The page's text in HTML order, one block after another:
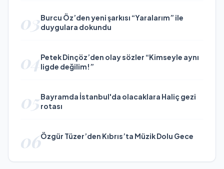
03Burcu Öz’den yeni şarkısı “Yaralarım” ile
duygulara dokundu
04Petek Dinçöz’den olay sözler “Kimseyle aynı
ligde değilim!”
05Bayramda İstanbul'da olacaklara Haliç gezi
rotası
06Özgür Tüzer’den Kıbrıs’ta Müzik Dolu Gece